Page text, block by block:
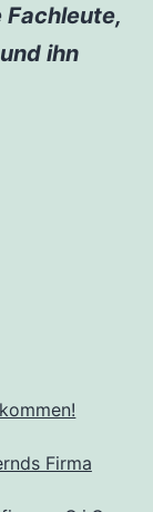
ihn
Firma